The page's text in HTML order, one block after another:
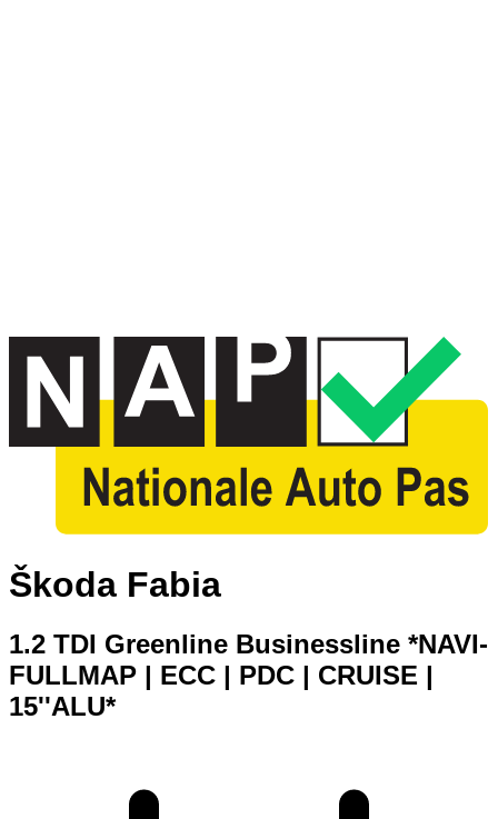
Škoda Fabia
1.2 TDI Greenline Businessline *NAVI-
FULLMAP | ECC | PDC | CRUISE |
15''ALU*